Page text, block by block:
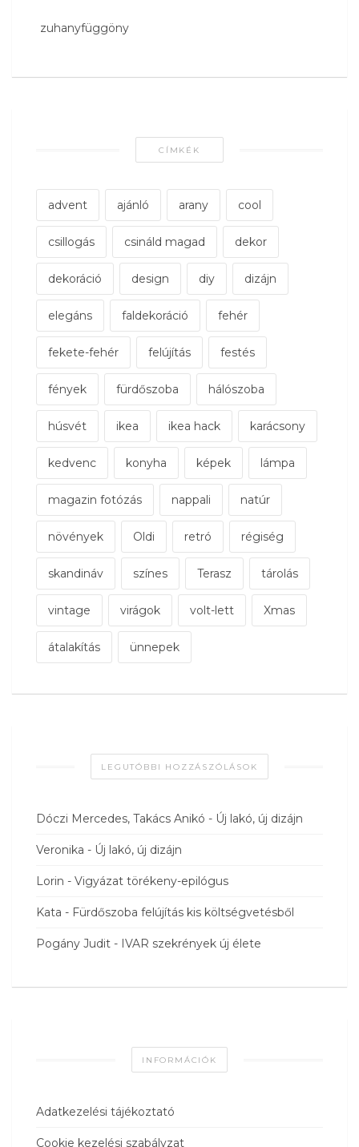
zuhanyfüggöny
CÍMKÉK
advent ajánló arany cool
csillogás csináld magad dekor
dekoráció design diy dizájn
elegáns faldekoráció fehér
fekete-fehér felújítás festés
fények fürdőszoba hálószoba
húsvét ikea ikea hack karácsony
kedvenc konyha képek lámpa
magazin fotózás nappali natúr
növények Oldi retró régiség
skandináv színes Terasz tárolás
vintage virágok volt-lett Xmas
átalakítás ünnepek
LEGUTÓBBI HOZZÁSZÓLÁSOK
Dóczi Mercedes, Takács Anikó - Új lakó, új dizájn
Veronika - Új lakó, új dizájn
Lorin - Vigyázat törékeny-epilógus
Kata - Fürdőszoba felújítás kis költségvetésből
Pogány Judit - IVAR szekrények új élete
INFORMÁCIÓK
Adatkezelési tájékoztató
Cookie kezelési szabályzat